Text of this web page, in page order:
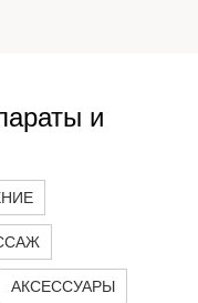
и
АКСЕССУАРЫ